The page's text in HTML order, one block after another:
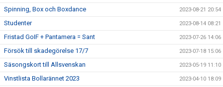
Spinning, Box och Boxdance 2023-08-21 20:54
Studenter 2023-08-14 08:21
Fristad GoIF + Pantamera = Sant 2023-07-26 14:06
Försök till skadegörelse 17/7 2023-07-18 15:06
Säsongskort till Allsvenskan 2023-05-19 11:10
Vinstlista Bollarännet 2023 2023-04-10 18:09